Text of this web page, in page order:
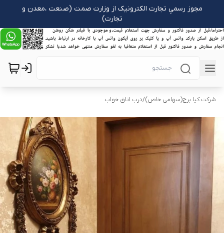
مجوز رسمیِ تجارت الکترونیک از وزارت صمت (صنعت ،معدن و
تجارت)
شرکت کیا برج(سهامی خاص)/درب اتاق خواب